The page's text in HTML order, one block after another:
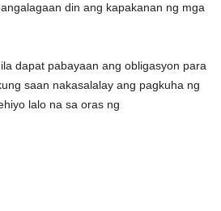
din ang kapakanan ng mga
dapat pabayaan ang obligasyon para
saan nakasalalay ang pagkuha ng
lalo na sa oras ng